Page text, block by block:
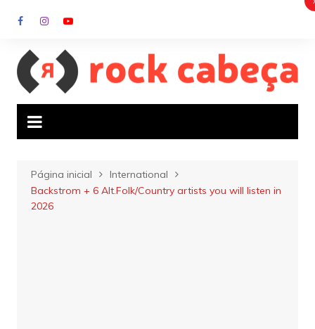
para
conteúdo
Página inicial
International
Backstrom + 6 Alt.Folk/Country artists you will listen in
2026